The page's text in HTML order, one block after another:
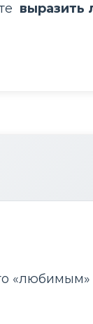
выразить